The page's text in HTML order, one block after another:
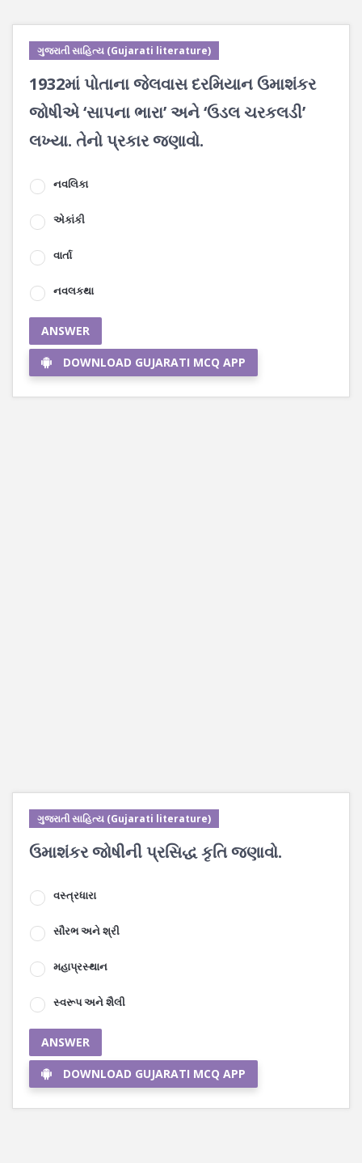
ગુજરાતી સાહિત્ય (Gujarati literature)
1932માં પોતાના જેલવાસ દરમિયાન ઉમાશંકર
જોષીએ ‘સાપના ભારા’ અને ‘ઉડલ ચરકલડી’
લખ્યા. તેનો પ્રકાર જણાવો.
નવલિકા
એકાંકી
વાર્તા
નવલકથા
ANSWER
DOWNLOAD GUJARATI MCQ APP
ગુજરાતી સાહિત્ય (Gujarati literature)
ઉમાશંકર જોષીની પ્રસિદ્ધ કૃતિ જણાવો.
વસ્ત્રધારા
સૌરભ અને શ્રી
મહાપ્રસ્થાન
સ્વરૂપ અને શૈલી
ANSWER
DOWNLOAD GUJARATI MCQ APP